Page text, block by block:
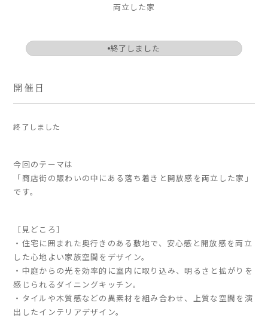
ARS HOMEとは
- 商品コンセプト
デザイン
- 内観デザイン
- 生活デザイン
- 外構デザイン
性能
- 高断熱性能
- 高耐震性能
- 高耐久性能
- 保証
両立した家
終了しました
開催日
終了しました
今回のテーマは
「商店街の賑わいの中にある落ち着きと開放感を両立した家」
です。
［見どころ］
・住宅に囲まれた奥行きのある敷地で、安心感と開放感を両立
した心地よい家族空間をデザイン。
・中庭からの光を効率的に室内に取り込み、明るさと拡がりを
感じられるダイニングキッチン。
・タイルや木質感などの異素材を組み合わせ、上質な空間を演
出したインテリアデザイン。